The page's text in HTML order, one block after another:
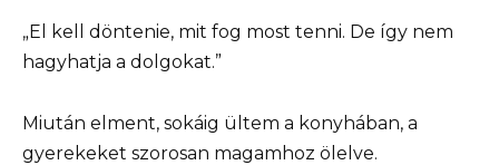
„El kell döntenie, mit fog most tenni. De így nem
hagyhatja a dolgokat.”
Miután elment, sokáig ültem a konyhában, a
gyerekeket szorosan magamhoz ölelve.